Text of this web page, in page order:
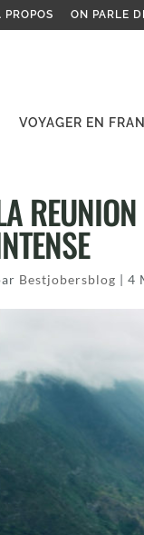
PROPOS ON PARLE
VOYAGER EN
Bestjobersblog |4